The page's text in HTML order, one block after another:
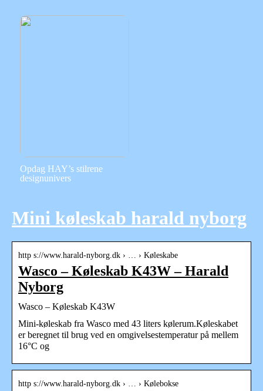
Opdag HAY’s stilrene
designunivers
Mini køleskab harald nyborg
http s://www.harald-nyborg.dk › … › Køleskabe
Wasco – Køleskab K43W – Harald
Nyborg
Wasco – Køleskab K43W
Mini-køleskab fra Wasco med 43 liters kølerum.Køleskabet
er beregnet til brug ved en omgivelsestemperatur på mellem
16°C og
http s://www.harald-nyborg.dk › … › Kølebokse